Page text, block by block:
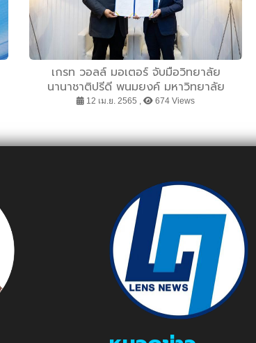
เกรท วอลล์ มอเตอร์ จับมือวิทยาลัย
นานาชาติปรีดี พนมยงค์ มหาวิทยาลัย
ธรรมศาสตร์ เซ็น MOU ผนึกความร่วมมือ
อนาคต
12 เม.ย. 2565 , 674 Views